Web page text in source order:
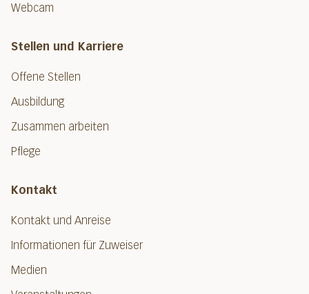
Webcam
Stellen und Karriere
Offene Stellen
Ausbildung
Zusammen arbeiten
Pflege
Kontakt
Kontakt und Anreise
Informationen für Zuweiser
Medien